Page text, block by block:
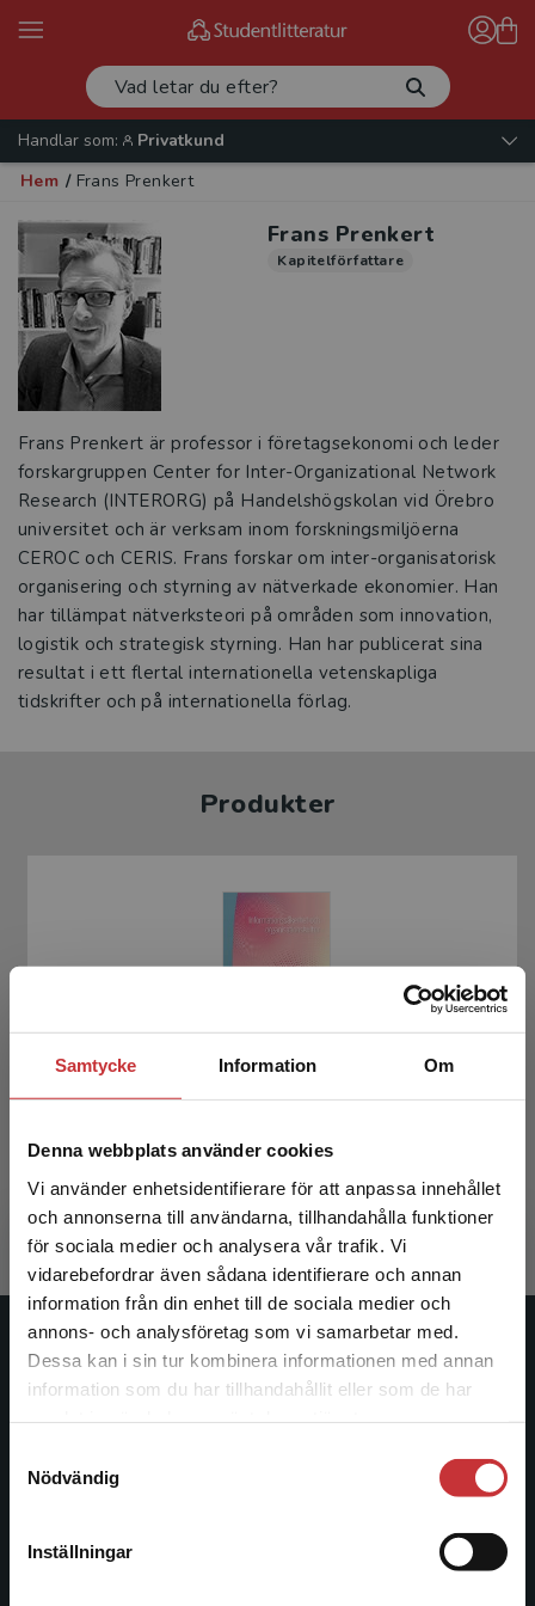
Samtycke Information Om
Denna webbplats använder cookies
Vi använder enhetsidentifierare för att anpassa innehållet
och annonserna till användarna, tillhandahålla funktioner
för sociala medier och analysera vår trafik. Vi
vidarebefordrar även sådana identifierare och annan
information från din enhet till de sociala medier och
annons- och analysföretag som vi samarbetar med.
Dessa kan i sin tur kombinera informationen med annan
information som du har tillhandahållit eller som de har
Nödvändig
Inställningar
Begränsad fraktregion
Det verkar som att du besöker
studentlitteratur.se via en enhet utanför Sverige.
Vi erbjuder inte leveranser utanför Sverige. För
att kunna slutföra ett köp måste
Handlar som:
Privatkund
Hem / Frans Prenkert
Frans Prenkert
Kapitelförfattare
Frans Prenkert är professor i företagsekonomi och leder
forskargruppen Center for Inter-Organizational Network
Research (INTERORG) på Handelshögskolan vid Örebro
universitet och är verksam inom forskningsmiljöerna
CEROC och CERIS. Frans forskar om inter-organisatorisk
organisering och styrning av nätverkade ekonomier. Han
har tillämpat nätverksteori på områden som innovation,
logistik och strategisk styrning. Han har publicerat sina
resultat i ett flertal internationella vetenskapliga
tidskrifter och på internationella förlag.
Produkter
Informationssäkerhet och organisationskultur
Hallberg, Jonas m.fl. (red.)
390 krinkl. moms
Exkl. moms: 368 kr
Studentlitteratur
facklitteratur, utbildningar och digitala
informationstjänster i utbudet, finns Studentlitteratur med